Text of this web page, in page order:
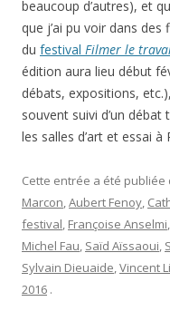
beaucoup d’autres), et
que j’ai pu voir dans
du festival Filmer le
édition aura lieu début
débats, expositions,
souvent suivi d’un
les salles d’art et essai à
Cette entrée a été publiée
Marcon,Aubert Fenoy,
festival, Françoise Anselmi,
Michel Fau, Saïd Aïssaoui,
Sylvain Dieuaide,Vincent
2016 .